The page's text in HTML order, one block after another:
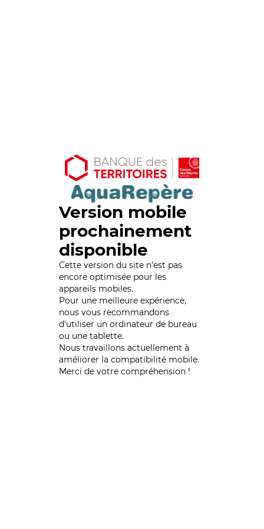
Version mobile
prochainement
disponible
Cette version du site n’est pas
encore optimisée pour les
appareils mobiles.
Pour une meilleure expérience,
nous vous recommandons
d'utiliser un ordinateur de bureau
ou une tablette.
Nous travaillons actuellement à
améliorer la compatibilité mobile.
Merci de votre compréhension !